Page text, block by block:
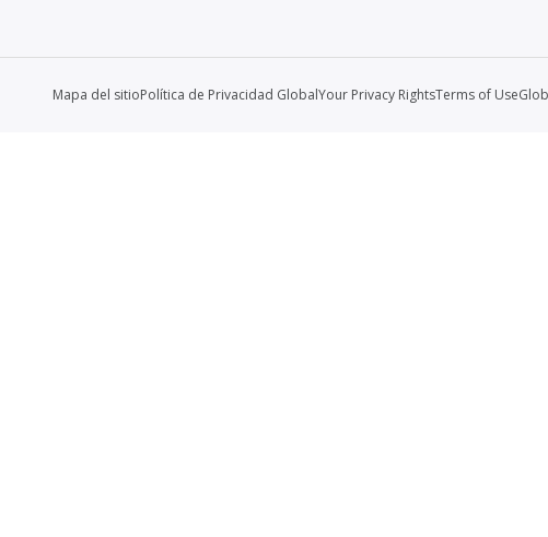
Mapa del sitioPolítica de Privacidad GlobalYour Privacy RightsTerms of Use